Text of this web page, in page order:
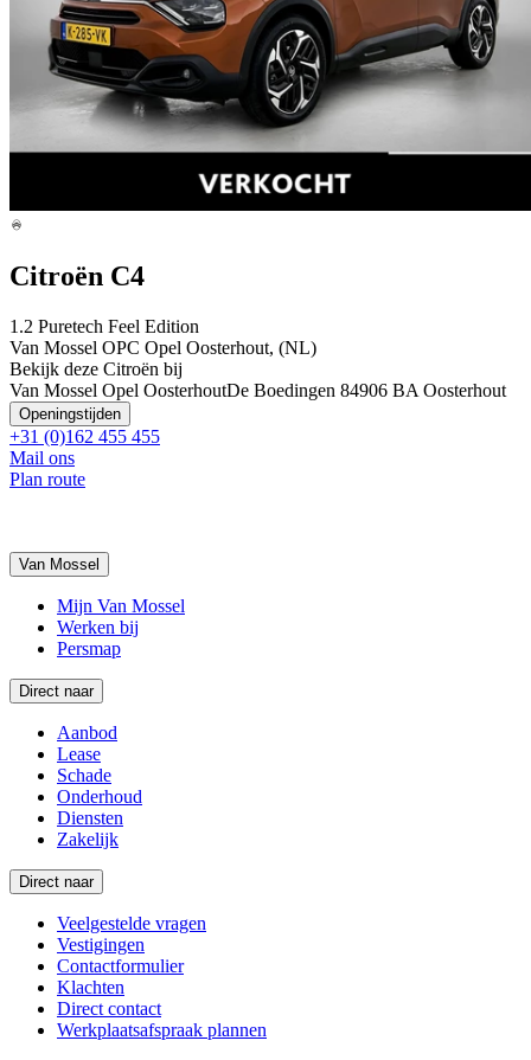
Citroën C4
1.2 Puretech Feel Edition
Van Mossel OPC Opel Oosterhout, (NL)
Bekijk deze Citroën bij
Van Mossel Opel OosterhoutDe Boedingen 84906 BA Oosterhout
Openingstijden
+31 (0)162 455 455
Mail ons
Plan route
Van Mossel
Mijn Van Mossel
Werken bij
Persmap
Direct naar
Aanbod
Lease
Schade
Onderhoud
Diensten
Zakelijk
Direct naar
Veelgestelde vragen
Vestigingen
Contactformulier
Klachten
Direct contact
Werkplaatsafspraak plannen